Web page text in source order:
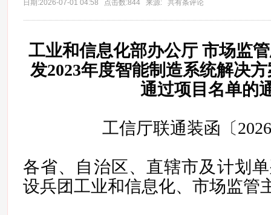
日期:2026-07-01 04:58 点击数:844 来源: 共有条评论
工业和信息化部办公厅 市场监
发2023年度智能制造系统解决
通过项目名单的
工信厅联通装函〔
各省、自治区、直辖市及计划
设兵团工业和信息化、市场监管